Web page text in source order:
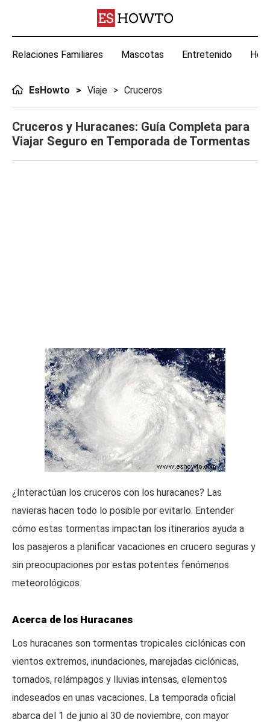
Relaciones Familiares Mascotas Entretenido
EsHowto Viaje Cruceros
Cruceros y Huracanes: Guía Completa para
Viajar Seguro en Temporada de Tormentas
¿Interactúan los cruceros con los huracanes? Las
navieras hacen todo lo posible por evitarlo. Entender
cómo estas tormentas impactan los itinerarios ayuda a
los pasajeros a planificar vacaciones en crucero seguras y
sin preocupaciones por estas potentes fenómenos
meteorológicos.
Acerca de los Huracanes
Los huracanes son tormentas tropicales ciclónicas con
vientos extremos, inundaciones, marejadas ciclónicas,
tornados, relámpagos y lluvias intensas, elementos
indeseados en unas vacaciones. La temporada oficial
abarca del 1 de junio al 30 de noviembre, con mayor